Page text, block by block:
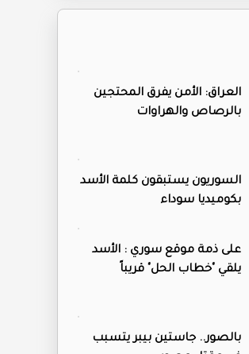
العراق: الأمن يفرق المحتجين
بالرصاص والهراوات
السوريون يستبقون كلمة الأسد
بكوميديا سوداء
على ذمة موقع سوري : الأسد
يلقي "خطاب الحل" قريباً
بالصور.. جاستين بيبر يتسبب